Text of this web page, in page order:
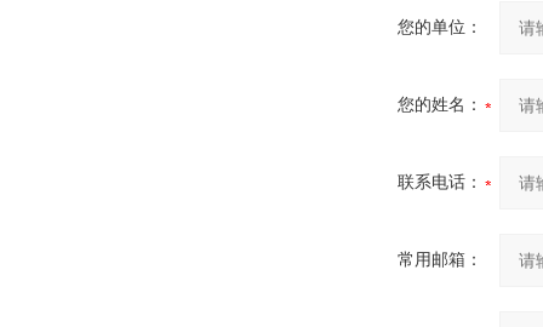
您的单位：
您的姓名：
联系电话：
常用邮箱：